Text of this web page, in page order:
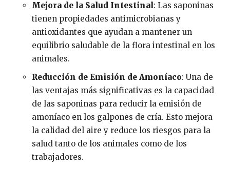
Mejora de la Salud Intestinal: Las saponinas
tienen propiedades antimicrobianas y
antioxidantes que ayudan a mantener un
equilibrio saludable de la flora intestinal en los
animales.
Reducción de Emisión de Amoníaco: Una de
las ventajas más significativas es la capacidad
de las saponinas para reducir la emisión de
amoníaco en los galpones de cría. Esto mejora
la calidad del aire y reduce los riesgos para la
salud tanto de los animales como de los
trabajadores.